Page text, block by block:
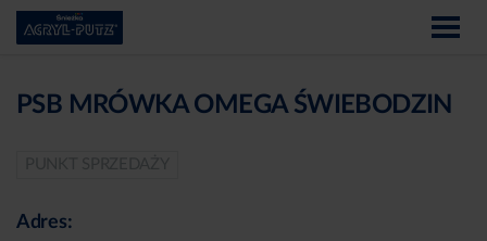
PSB MRÓWKA OMEGA ŚWIEBODZIN
Adres: